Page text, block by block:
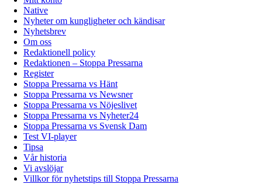
Native
Nyheter om kungligheter och kändisar
Nyhetsbrev
Om oss
Redaktionell policy
Redaktionen – Stoppa Pressarna
Register
Stoppa Pressarna vs Hänt
Stoppa Pressarna vs Newsner
Stoppa Pressarna vs Nöjeslivet
Stoppa Pressarna vs Nyheter24
Stoppa Pressarna vs Svensk Dam
Test VI-player
Tipsa
Vår historia
Vi avslöjar
Villkor för nyhetstips till Stoppa Pressarna